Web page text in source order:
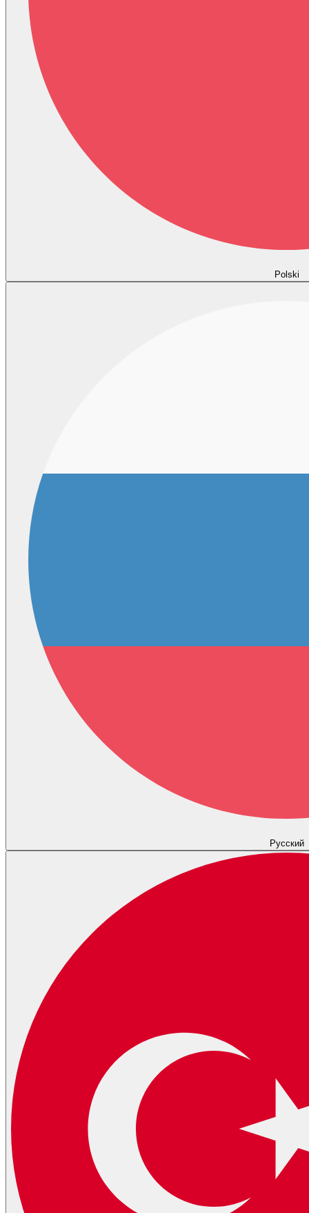
Polski
Русский